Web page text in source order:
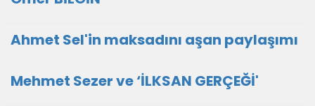
Ahmet Sel'in maksadını aşan paylaşımı
Mehmet Sezer ve ‘İLKSAN GERÇEĞİ'